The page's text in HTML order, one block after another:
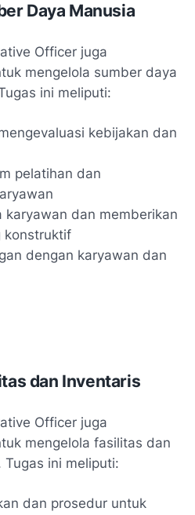
Daya Manusia
Officer juga
mengelola sumber daya
ini meliputi:
kebijakan dan
pelatihan dan
karyawan dan memberikan
konstruktif
dengan karyawan dan
dan Inventaris
Officer juga
mengelola fasilitas dan
ini meliputi:
dan prosedur untuk